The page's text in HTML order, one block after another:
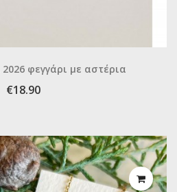
φεγγάρι με αστέρια
€18.90